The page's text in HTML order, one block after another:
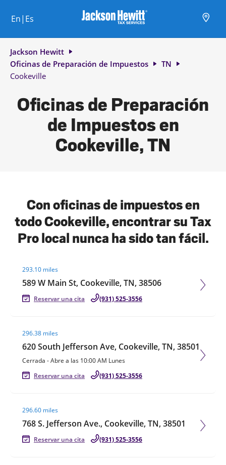
En|Es
Jackson Hewitt
Oficinas de Preparación de Impuestos
TN
Cookeville
Oficinas de Preparación
de Impuestos en
Cookeville, TN
Con oficinas de impuestos en
todo Cookeville, encontrar su Tax
Pro local nunca ha sido tan fácil.
293.10 miles
589 W Main St, Cookeville, TN, 38506
Reservar una cita (931) 525-3556
296.38 miles
620 South Jefferson Ave, Cookeville, TN, 38501
Cerrada -Abre a las 10:00 AM Lunes
Reservar una cita
(931) 525-3556
296.60 miles
768 S. Jefferson Ave., Cookeville, TN, 38501
Reservar una cita (931) 525-3556